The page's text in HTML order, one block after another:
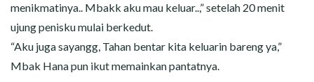
menikmatinya.. Mbakk aku mau keluar..,” setelah 20 menit
ujung penisku mulai berkedut.
“Aku juga sayangg, Tahan bentar kita keluarin bareng ya,”
Mbak Hana pun ikut memainkan pantatnya.